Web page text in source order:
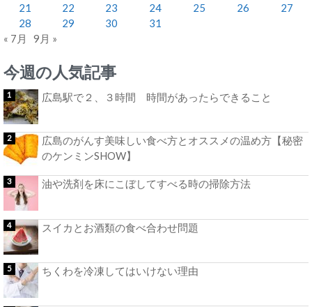
21
22 23 24 25 26
27
28
29 30
31
« 7月
9月 »
今週の人気記事
広島駅で２、３時間 時間があったらできること
広島のがんす美味しい食べ方とオススメの温め方【秘密
のケンミンSHOW】
油や洗剤を床にこぼしてすべる時の掃除方法
スイカとお酒類の食べ合わせ問題
ちくわを冷凍してはいけない理由